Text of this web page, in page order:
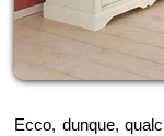
Ecco, dunque,